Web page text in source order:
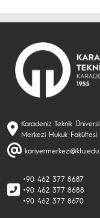
Karadeniz Teknik
Merkezi Hukuk
+90 462 377 8687
+90 462 377 8688
+90 462 377 8670